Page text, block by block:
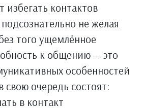
избегать контактов
не желая
того ущемлённое
к общению — это
особенностей
свою очередь состоят:
в контакт